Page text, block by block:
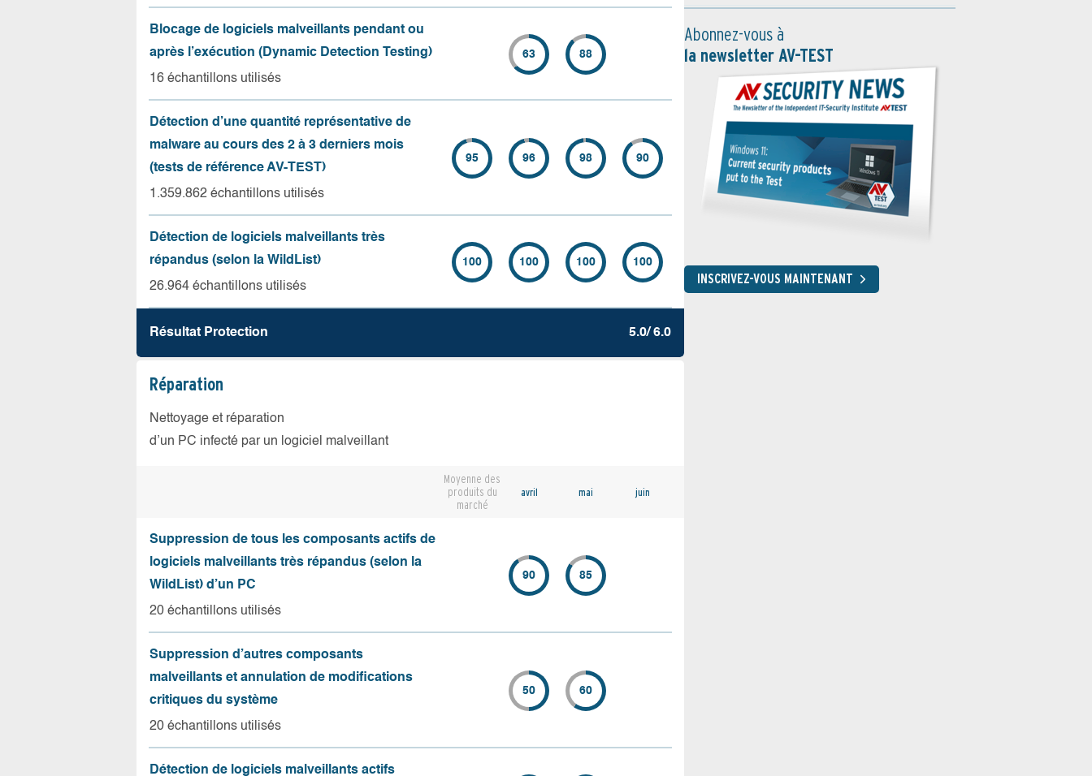
Blocage de logiciels malveillants pendant ou
après l’exécution (Dynamic Detection Testing)
16 échantillons utilisés
63 88
Détection d’une quantité représentative de
malware au cours des 2 à 3 derniers mois
(tests de référence AV-TEST)
1.359.862 échantillons utilisés
95 96 98 90
Détection de logiciels malveillants très
répandus (selon la WildList)
26.964 échantillons utilisés
100 100 100 100
Résultat Protection 5.0/ 6.0
Réparation
Nettoyage et réparation
d’un PC infecté par un logiciel malveillant
Moyenne des
produits du
marché
avril mai juin
Suppression de tous les composants actifs de
logiciels malveillants très répandus (selon la
WildList) d’un PC
20 échantillons utilisés
90 85
Suppression d’autres composants
malveillants et annulation de modifications
critiques du système
20 échantillons utilisés
50 60
Détection de logiciels malveillants actifs
Abonnez-vous à
la newsletter AV-TEST
INSCRIVEZ-VOUS MAINTENANT